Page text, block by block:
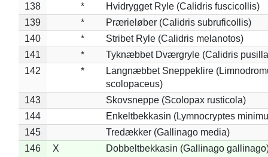
138
*
Hvidrygget Ryle (Calidris fuscicollis)
139
*
Prærieløber (Calidris subruficollis)
140
*
Stribet Ryle (Calidris melanotos)
141
*
Tyknæbbet Dværgryle (Calidris
142
*
Langnæbbet Sneppeklire
scolopaceus)
143
Skovsneppe (Scolopax rusticola)
144
Enkeltbekkasin (Lymnocryptes
145
Tredækker (Gallinago media)
146
X
Dobbeltbekkasin (Gallinago